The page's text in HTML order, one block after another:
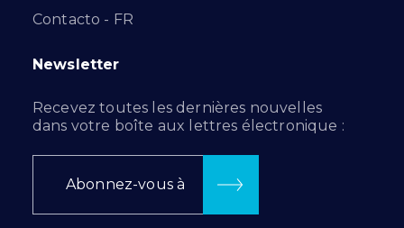
Contacto - FR
Newsletter
Recevez toutes les dernières nouvelles
dans votre boîte aux lettres électronique :
Abonnez-vous à